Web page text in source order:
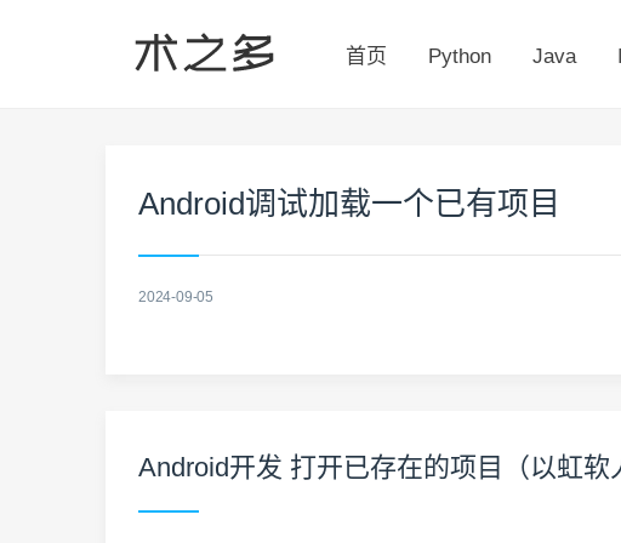
首页 Python Java
Android调试加载一个已有项目
2024-09-05
Android开发 打开已存在的项目（以虹软